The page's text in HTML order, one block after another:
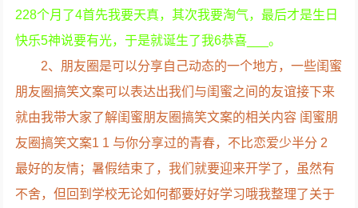
228个月了4首先我要天真，其次我要淘气，最后才是生日
快乐5神说要有光，于是就诞生了我6恭喜___。
2、朋友圈是可以分享自己动态的一个地方，一些闺蜜
朋友圈搞笑文案可以表达出我们与闺蜜之间的友谊接下来
就由我带大家了解闺蜜朋友圈搞笑文案的相关内容 闺蜜朋
友圈搞笑文案1 1 与你分享过的青春，不比恋爱少半分 2
最好的友情；暑假结束了，我们就要迎来开学了，虽然有
不舍，但回到学校无论如何都要好好学习哦我整理了关于